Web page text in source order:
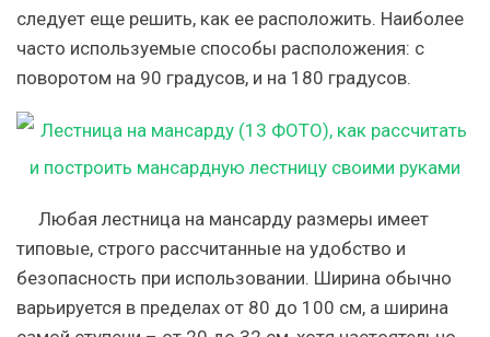
следует еще решить, как ее расположить. Наиболее
часто используемые способы расположения: с
поворотом на 90 градусов, и на 180 градусов.
Любая лестница на мансарду размеры имеет
типовые, строго рассчитанные на удобство и
безопасность при использовании. Ширина обычно
варьируется в пределах от 80 до 100 см, а ширина